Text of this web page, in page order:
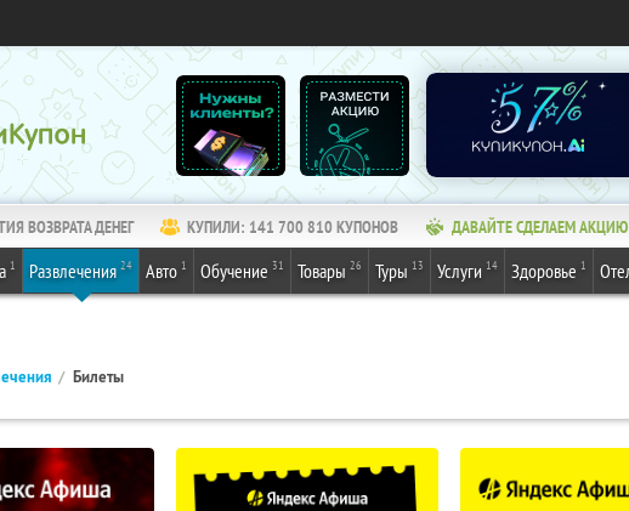
ВОЗВРАТА ДЕНЕГ КУПИЛИ: 141 700 810КУПОНОВ ДАВАЙТЕ СДЕЛАЕМ
1 Развлечения 24 Авто 1 Обучение 31 Товары 26 Туры 13 Услуги 14 Здоровье 1
Билеты